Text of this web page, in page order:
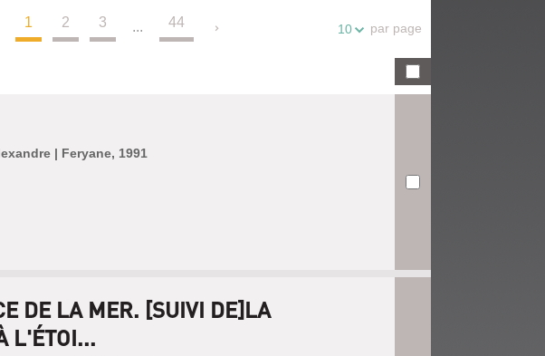
1 2 3 ... 44 10 par page
| Feryane, 1991
DE LA MER. [SUIVI DE]LA
L'ÉTOI...